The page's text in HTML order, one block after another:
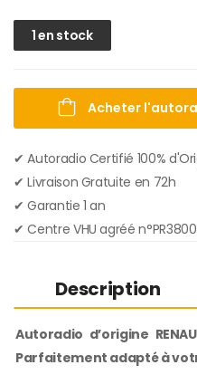
1 en stock
Acheter
✔ Autoradio Certifié 100%
✔︎ Livraison Gratuite en 72h
✔︎ Garantie 1 an
✔︎ Centre VHU agréé
Description
Autoradio d’origine
Parfaitement adapté à